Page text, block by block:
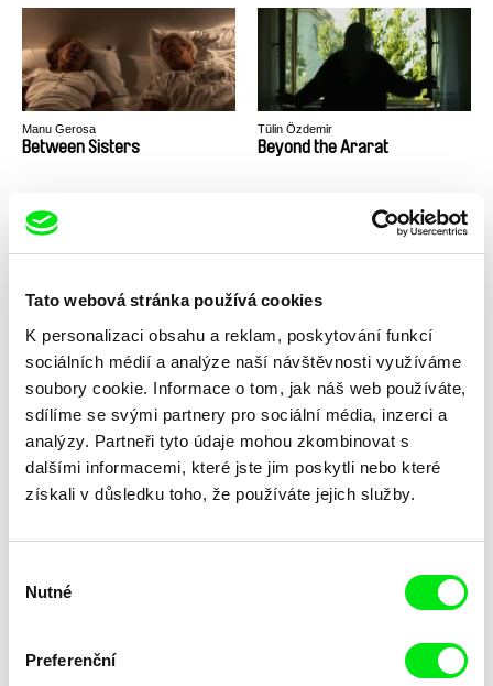
Tato webová stránka používá cookies
K personalizaci obsahu a reklam, poskytování funkcí
sociálních médií a analýze naší návštěvnosti využíváme
soubory cookie. Informace o tom, jak náš web používáte,
sdílíme se svými partnery pro sociální média, inzerci a
analýzy. Partneři tyto údaje mohou zkombinovat s
dalšími informacemi, které jste jim poskytli nebo které
získali v důsledku toho, že používáte jejich služby.
souhlasu
Nutné
Preferenční
Manu Gerosa
Between Sisters
Tülin Özdemir
Beyond the Ararat
Gerald Igor Hauzenberger
Beyond the Forest
Aya Koretzky
Beyond the Mountains
Lucia Nimcova Alina Gorlova